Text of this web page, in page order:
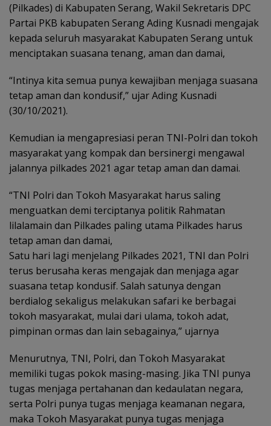
(Pilkades) di Kabupaten Serang, Wakil Sekretaris DPC
Partai PKB kabupaten Serang Ading Kusnadi mengajak
kepada seluruh masyarakat Kabupaten Serang untuk
menciptakan suasana tenang, aman dan damai,
“Intinya kita semua punya kewajiban menjaga suasana
tetap aman dan kondusif,” ujar Ading Kusnadi
(30/10/2021).
Kemudian ia mengapresiasi peran TNI-Polri dan tokoh
masyarakat yang kompak dan bersinergi mengawal
jalannya pilkades 2021 agar tetap aman dan damai.
“TNI Polri dan Tokoh Masyarakat harus saling
menguatkan demi terciptanya politik Rahmatan
lilalamain dan Pilkades paling utama Pilkades harus
tetap aman dan damai,
Satu hari lagi menjelang Pilkades 2021, TNI dan Polri
terus berusaha keras mengajak dan menjaga agar
suasana tetap kondusif. Salah satunya dengan
berdialog sekaligus melakukan safari ke berbagai
tokoh masyarakat, mulai dari ulama, tokoh adat,
pimpinan ormas dan lain sebagainya,” ujarnya
Menurutnya, TNI, Polri, dan Tokoh Masyarakat
memiliki tugas pokok masing-masing. Jika TNI punya
tugas menjaga pertahanan dan kedaulatan negara,
serta Polri punya tugas menjaga keamanan negara,
maka Tokoh Masyarakat punya tugas menjaga